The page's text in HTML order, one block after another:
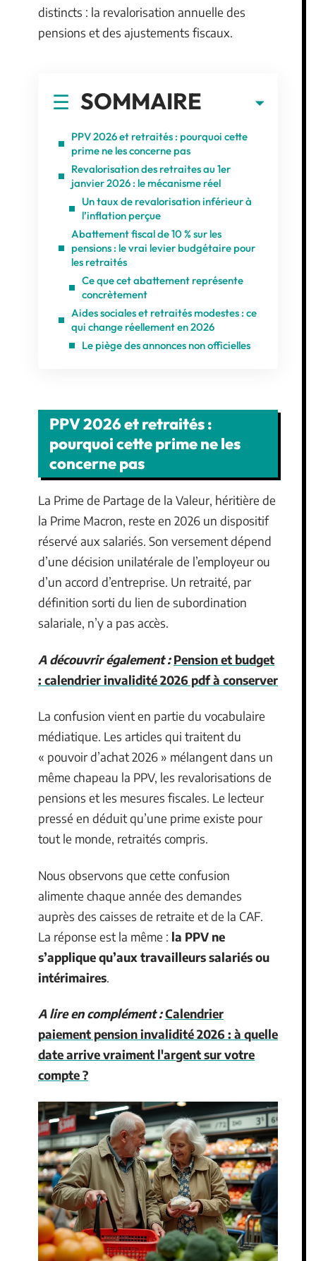
distincts : la revalorisation annuelle des
pensions et des ajustements fiscaux.
SOMMAIRE
PPV 2026 et retraités : pourquoi cette
prime ne les concerne pas
Revalorisation des retraites au 1er
janvier 2026 : le mécanisme réel
Un taux de revalorisation inférieur à
l’inflation perçue
Abattement fiscal de 10 % sur les
pensions : le vrai levier budgétaire pour
les retraités
Ce que cet abattement représente
concrètement
Aides sociales et retraités modestes : ce
qui change réellement en 2026
Le piège des annonces non officielles
PPV 2026 et retraités :
pourquoi cette prime ne les
concerne pas
La Prime de Partage de la Valeur, héritière de
la Prime Macron, reste en 2026 un dispositif
réservé aux salariés. Son versement dépend
d’une décision unilatérale de l’employeur ou
d’un accord d’entreprise. Un retraité, par
définition sorti du lien de subordination
salariale, n’y a pas accès.
A découvrir également : Pension et budget
: calendrier invalidité 2026 pdf à conserver
La confusion vient en partie du vocabulaire
médiatique. Les articles qui traitent du
« pouvoir d’achat 2026 » mélangent dans un
même chapeau la PPV, les revalorisations de
pensions et les mesures fiscales. Le lecteur
pressé en déduit qu’une prime existe pour
tout le monde, retraités compris.
Nous observons que cette confusion
alimente chaque année des demandes
auprès des caisses de retraite et de la CAF.
La réponse est la même : la PPV ne
s’applique qu’aux travailleurs salariés ou
intérimaires.
A lire en complément :Calendrier
paiement pension invalidité 2026 : à quelle
date arrive vraiment l'argent sur votre
compte ?